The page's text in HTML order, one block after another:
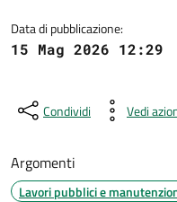
Data di pubblicazione:
15 Mag 2026 12:29
Condividi Vedi
Argomenti
Lavori pubblici e